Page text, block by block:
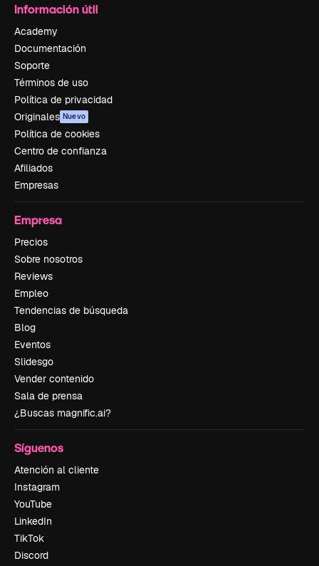
Información útil
Academy
Documentación
Soporte
Términos de uso
Política de privacidad
Originales Nuevo
Política de cookies
Centro de confianza
Afiliados
Empresas
Empresa
Precios
Sobre nosotros
Reviews
Empleo
Tendencias de búsqueda
Blog
Eventos
Slidesgo
Vender contenido
Sala de prensa
¿Buscas magnific.ai?
Síguenos
Atención al cliente
Instagram
YouTube
LinkedIn
TikTok
Discord